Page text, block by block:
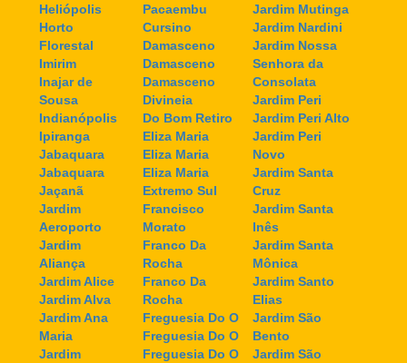
Heliópolis
Horto
Florestal
Imirim
Inajar de
Sousa
Indianópolis
Ipiranga
Jabaquara
Jabaquara
Jaçanã
Jardim
Aeroporto
Jardim
Aliança
Jardim Alice
Jardim Alva
Jardim Ana
Maria
Jardim
Pacaembu
Cursino
Damasceno
Damasceno
Damasceno
Divineia
Do Bom Retiro
Eliza Maria
Eliza Maria
Eliza Maria
Extremo Sul
Francisco
Morato
Franco Da
Rocha
Franco Da
Rocha
Freguesia Do O
Freguesia Do O
Freguesia Do O
Jardim Mutinga
Jardim Nardini
Jardim Nossa
Senhora da
Consolata
Jardim Peri
Jardim Peri Alto
Jardim Peri
Novo
Jardim Santa
Cruz
Jardim Santa
Inês
Jardim Santa
Mônica
Jardim Santo
Elias
Jardim São
Bento
Jardim São